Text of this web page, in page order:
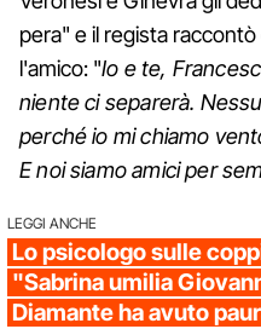
pera" e il regista
l'amico: "Io e te,
niente ci separerà.
perché io mi chiamo
E noi siamo amici per
LEGGI ANCHE
Lo psicologo sulle
"Sabrina umilia
Diamante ha avuto